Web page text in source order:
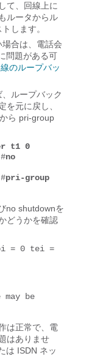
て、回線上に
ルータからル
します。
合は、電話会
問題がある可
のループバッ
ループバック
を元に戻し、
ら pri-group
t1 0
no
pri-group
no shutdownを
どうかを確認
= 0 tei =
may be
は正常で、電
はありませ
は ISDN ネッ